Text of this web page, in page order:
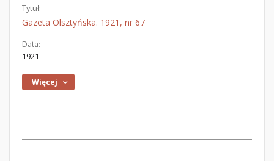
Tytuł:
Gazeta Olsztyńska. 1921, nr 67
Data:
1921
Więcej